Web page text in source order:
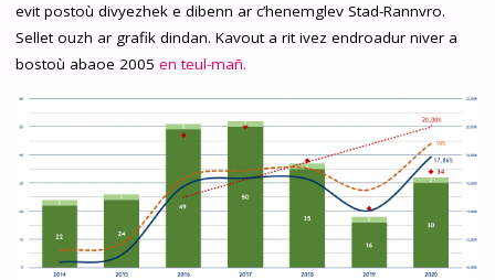
evit postoù divyezhek e dibenn ar c’henemglev Stad-Rannvro.
Sellet ouzh ar grafik dindan. Kavout a rit ivez endroadur niver a
bostoù abaoe 2005 en teul-mañ.